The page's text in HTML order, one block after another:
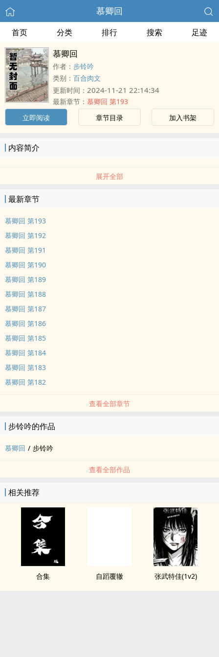
慕卿回
首页 分类 排行 搜索 足迹
慕卿回
作者： 步铃吟
类别： 百合肉文
更新时间： 2024-11-21 22:14:34
最新章节： 慕卿回 第193
立即阅读
章节目录 加入书架
内容简介
展开全部
最新章节
慕卿回 第193
慕卿回 第192
慕卿回 第191
慕卿回 第190
慕卿回 第189
慕卿回 第188
慕卿回 第187
慕卿回 第186
慕卿回 第185
慕卿回 第184
慕卿回 第183
慕卿回 第182
查看全部章节
步铃吟的作品
慕卿回 / 步铃吟
查看全部作品
相关推荐
合集 自蹈覆辙 张武特佳(1v2)